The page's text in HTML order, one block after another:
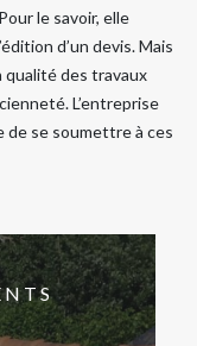
le savoir, elle
d’un devis. Mais
qualité des travaux
L’entreprise
se soumettre à ces